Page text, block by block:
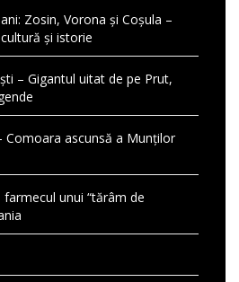
Zosin, Vorona și Coșula –
și istorie
– Gigantul uitat de pe Prut,
Comoara ascunsă a Munților
unui “tărâm de